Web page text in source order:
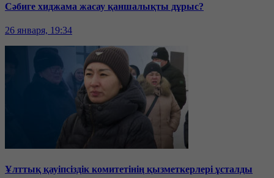
Сәбиге хиджама жасау қаншалықты дұрыс?
26 января, 19:34
Ұлттық қауіпсіздік комитетінің қызметкерлері ұсталды